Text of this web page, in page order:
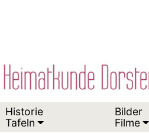
Historie
Tafeln
Bilder
Filme